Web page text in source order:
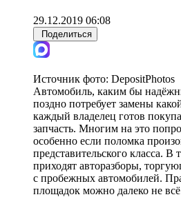
29.12.2019 06:08
Поделиться
Источник фото: DepositPhotos
Автомобиль, каким бы
поздно потребует замены
каждый владелец готов
запчасть. Многим на это
особенно если поломка
представительского класса.
приходят авторазборы,
с пробежных автомобилей.
площадок можно далеко не